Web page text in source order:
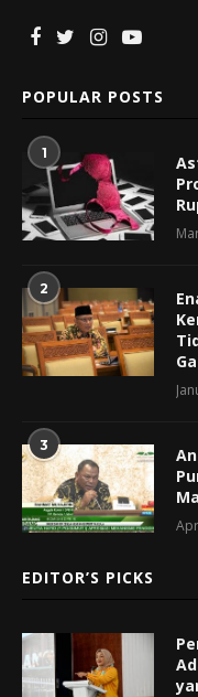
POPULAR POSTS
1
2
3
EDITOR’S PICKS